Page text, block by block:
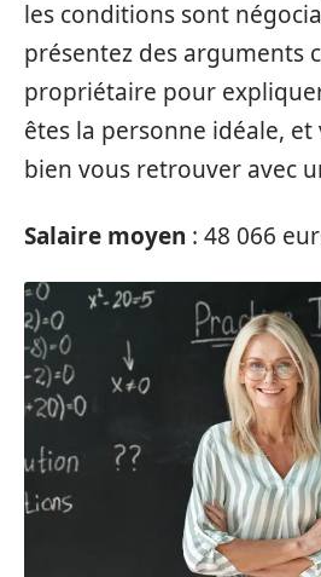
les conditions sont
présentez des arguments
propriétaire pour
êtes la personne idéale,
bien vous retrouver avec
Salaire moyen : 48 066